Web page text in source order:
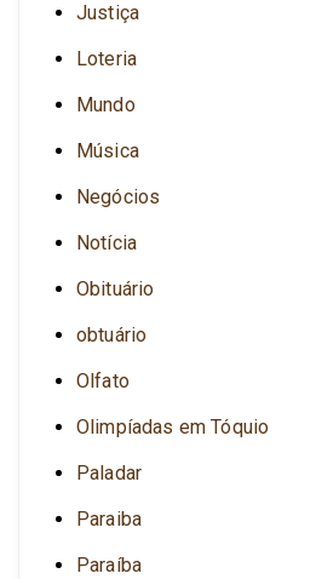
Justiça
Loteria
Mundo
Música
Negócios
Notícia
Obituário
obtuário
Olfato
Olimpíadas em Tóquio
Paladar
Paraiba
Paraíba